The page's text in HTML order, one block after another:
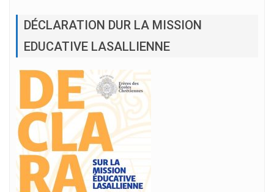
DÉCLARATION DUR LA MISSION
EDUCATIVE LASALLIENNE